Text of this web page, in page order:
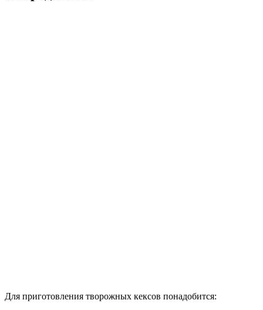
Для приготовления творожных кексов понадобится: